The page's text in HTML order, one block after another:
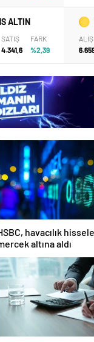
ALTIN
SATIŞ
4.341,6
FARK
%2,39
ALIŞ
havacılık
altına aldı